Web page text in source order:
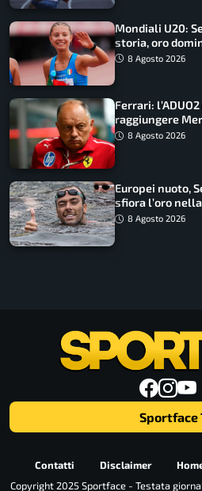
Mondiali U20:
storia, oro
marcia
8 Agosto 2026
Ferrari:
raggiungere
Macarena
8 Agosto 2026
Europei nuoto,
sfiora l’oro
urlo, il bilancio
8 Agosto 2026
Sportface
Contatti Disclaimer
Copyright 2025 Sportface - Testata